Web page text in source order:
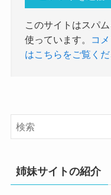
このサイトはスパ
使っています。
コ
はこちらをご覧く
姉妹サイトの紹介